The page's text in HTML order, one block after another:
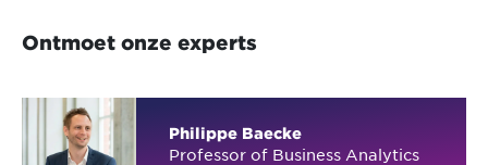
Ontmoet onze experts
Philippe Baecke
Professor of Business Analytics